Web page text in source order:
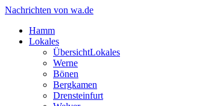
Nachrichten von wa.de
Hamm
Lokales
ÜbersichtLokales
Werne
Bönen
Bergkamen
Drensteinfurt